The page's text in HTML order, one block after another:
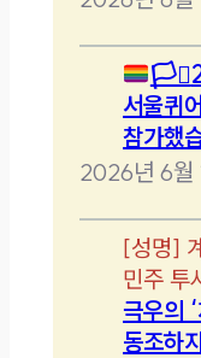
🏳️‍⚧️
서울퀴
참가했
2026년 6월
[성명]
민주 투
극우의
동조하